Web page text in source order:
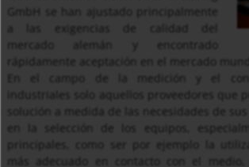
GmbH se han ajustado principalmente
a las exigencias de calidad del
mercado alemán y encontrado
En el campo de la medición y el
industriales solo aquellos proveedores que